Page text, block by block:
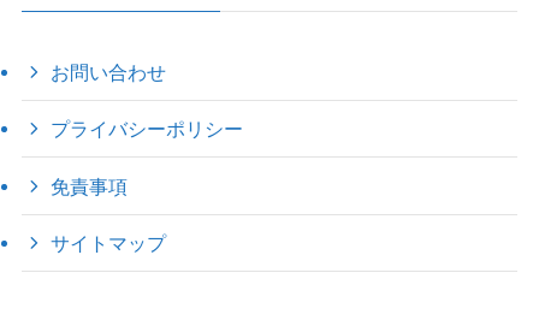
お問い合わせ
プライバシーポリシー
免責事項
サイトマップ